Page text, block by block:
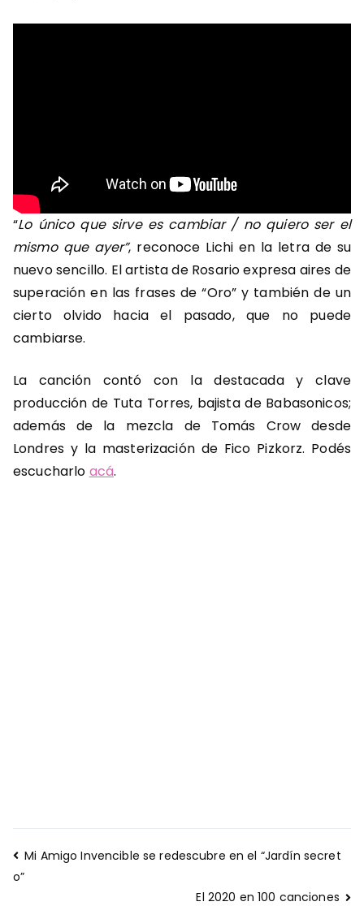
“Lo único que sirve es cambiar / no quiero ser el
mismo que ayer”, reconoce Lichi en la letra de su
nuevo sencillo. El artista de Rosario expresa aires de
superación en las frases de “Oro” y también de un
cierto olvido hacia el pasado, que no puede
cambiarse.
La canción contó con la destacada y clave
producción de Tuta Torres, bajista de Babasonicos;
además de la mezcla de Tomás Crow desde
Londres y la masterización de Fico Pizkorz. Podés
escucharlo acá.
Navegación
de
Mi Amigo Invencible se redescubre en el “Jardín secret
o”
El 2020 en 100 canciones